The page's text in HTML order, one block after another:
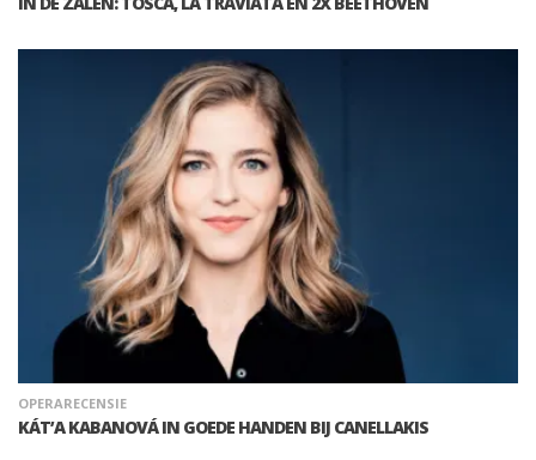
OPERARECENSIE
KÁT’A KABANOVÁ IN GOEDE HANDEN BIJ CANELLAKIS